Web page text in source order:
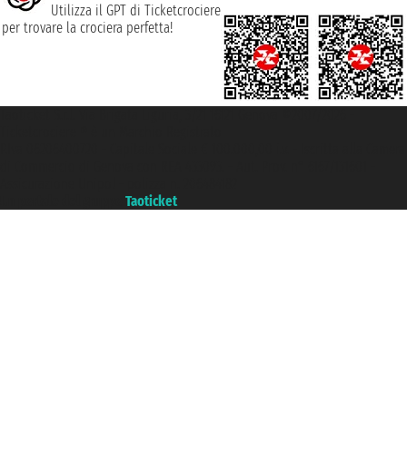
Utilizza il GPT di Ticketcrociere
per trovare la crociera perfetta!
Taoticket